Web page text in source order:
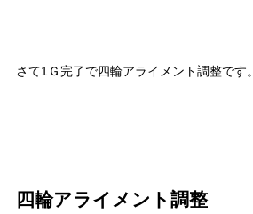
さて1Ｇ完了で四輪アライメント調整です。
四輪アライメント調整